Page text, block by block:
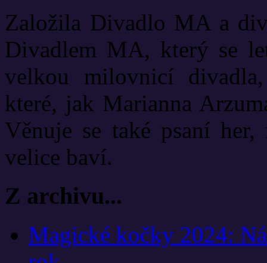
Založila Divadlo MA a
Divadlem MA, který se
velkou milovnicí
které, jak Marianna
Věnuje se také psaní
velice baví.
Z archivu...
Magické kočky 2024: